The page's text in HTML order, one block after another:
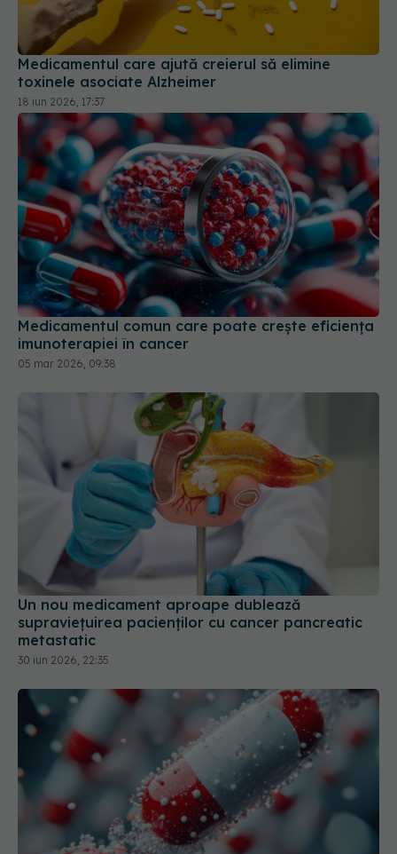
Medicamentul care ajută creierul să elimine
toxinele asociate Alzheimer
18 iun 2026, 17:37
Medicamentul comun care poate crește eficiența
imunoterapiei în cancer
05 mar 2026, 09:38
Un nou medicament aproape dublează
supraviețuirea pacienților cu cancer pancreatic
metastatic
30 iun 2026, 22:35